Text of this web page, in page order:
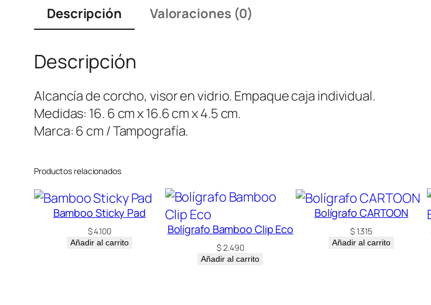
Descripción Valoraciones (0)
Descripción
Alcancía de corcho, visor en vidrio. Empaque caja individual.
Medidas: 16. 6 cm x 16.6 cm x 4.5 cm.
Marca: 6 cm / Tampografía.
Productos relacionados
Bamboo Sticky Pad
$4.100
Añadir al carrito
Bolígrafo Bamboo Clip Eco
$2.490
Añadir al carrito
Bolígrafo CARTOON
$1.315
Añadir al carrito